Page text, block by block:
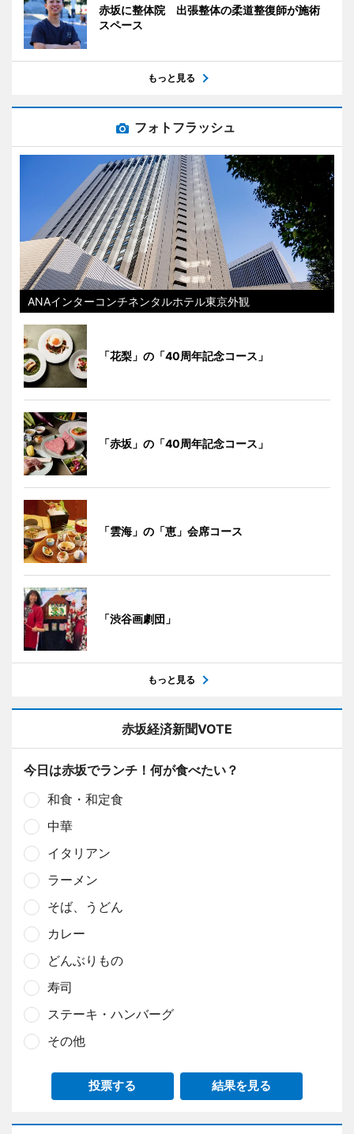
赤坂に整体院 出張整体の柔道整復師が施術
スペース
もっと見る
フォトフラッシュ
ANAインターコンチネンタルホテル東京外観
「花梨」の「40周年記念コース」
「赤坂」の「40周年記念コース」
「雲海」の「恵」会席コース
「渋谷画劇団」
もっと見る
赤坂経済新聞VOTE
今日は赤坂でランチ！何が食べたい？
和食・和定食
中華
イタリアン
ラーメン
そば、うどん
カレー
どんぶりもの
寿司
ステーキ・ハンバーグ
その他
投票する 結果を見る